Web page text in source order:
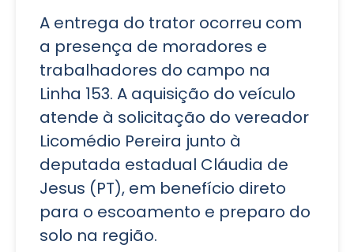
A entrega do trator ocorreu com
a presença de moradores e
trabalhadores do campo na
Linha 153. A aquisição do veículo
atende à solicitação do vereador
Licomédio Pereira junto à
deputada estadual Cláudia de
Jesus (PT), em benefício direto
para o escoamento e preparo do
solo na região.